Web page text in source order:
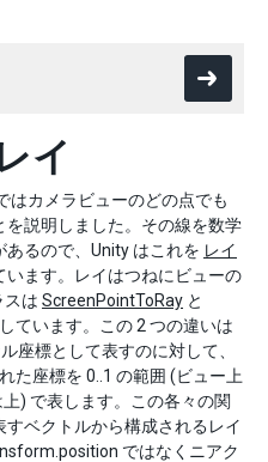
イ
はカメラビューのどの点でも
説明しました。その線を数学
るので、Unity はこれを レイ
ます。レイはつねにビューの
スは ScreenPointToRay と
ています。この 2 つの違いは
座標として表すのに対して、
た座標を 0..1 の範囲 (ビュー上
) で表します。この各々の関
ベクトルから構成されるレイ
ではなくニアク